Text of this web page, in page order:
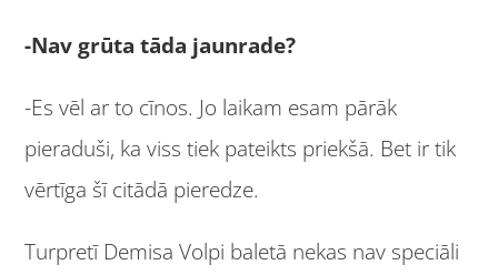
-Nav grūta tāda jaunrade?
-Es vēl ar to cīnos. Jo laikam esam pārāk
pieraduši, ka viss tiek pateikts priekšā. Bet ir tik
vērtīga šī citādā pieredze.
Turpretī Demisa Volpi baletā nekas nav speciāli